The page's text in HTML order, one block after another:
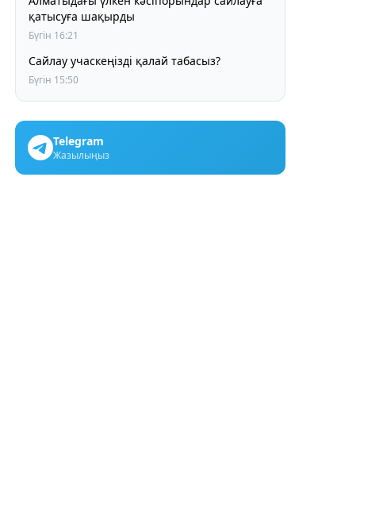
қатысуға шақырды
Бүгін 16:21
Сайлау учаскеңізді қалай табасыз?
Бүгін 15:50
Telegram
Жазылыңыз